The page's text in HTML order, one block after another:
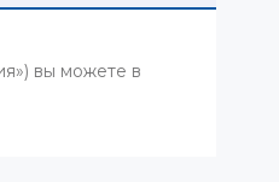
вы можете в